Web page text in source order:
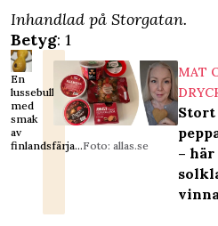
Inhandlad på Storgatan.
Betyg: 1
En
lussebulle
med
smak
av
finlandsfärja...Foto: allas.se
MAT
Stort
– här